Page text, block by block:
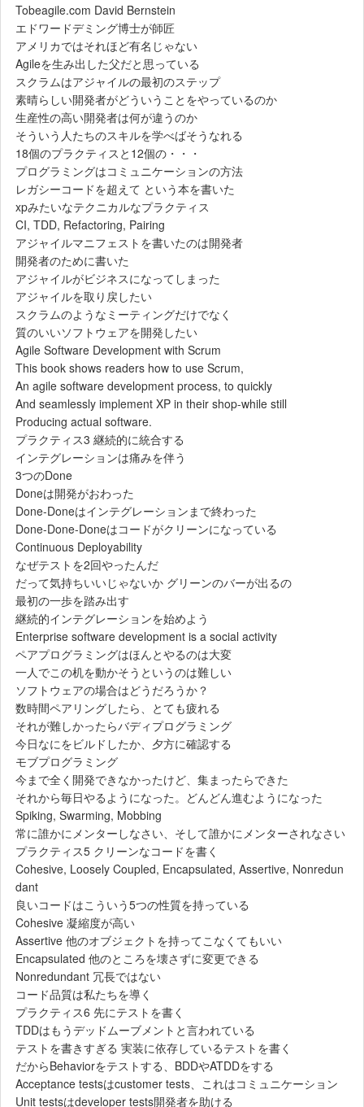
Tobeagile.com David Bernstein
エドワードデミング博士が師匠
アメリカではそれほど有名じゃない
Agileを生み出した父だと思っている
スクラムはアジャイルの最初のステップ
素晴らしい開発者がどういうことをやっているのか
生産性の高い開発者は何が違うのか
そういう人たちのスキルを学べばそうなれる
18個のプラクティスと12個の・・・
プログラミングはコミュニケーションの方法
レガシーコードを超えて という本を書いた
xpみたいなテクニカルなプラクティス
CI, TDD, Refactoring, Pairing
アジャイルマニフェストを書いたのは開発者
開発者のために書いた
アジャイルがビジネスになってしまった
アジャイルを取り戻したい
スクラムのようなミーティングだけでなく
質のいいソフトウェアを開発したい
Agile Software Development with Scrum
This book shows readers how to use Scrum,
An agile software development process, to quickly
And seamlessly implement XP in their shop-while still
Producing actual software.
プラクティス3 継続的に統合する
インテグレーションは痛みを伴う
3つのDone
Doneは開発がおわった
Done-Doneはインテグレーションまで終わった
Done-Done-Doneはコードがクリーンになっている
Continuous Deployability
なぜテストを2回やったんだ
だって気持ちいいじゃないか グリーンのバーが出るの
最初の一歩を踏み出す
継続的インテグレーションを始めよう
Enterprise software development is a social activity
ペアプログラミングはほんとやるのは大変
一人でこの机を動かそうというのは難しい
ソフトウェアの場合はどうだろうか？
数時間ペアリングしたら、とても疲れる
それが難しかったらバディプログラミング
今日なにをビルドしたか、夕方に確認する
モブプログラミング
今まで全く開発できなかったけど、集まったらできた
それから毎日やるようになった。どんどん進むようになった
Spiking, Swarming, Mobbing
常に誰かにメンターしなさい、そして誰かにメンターされなさい
プラクティス5 クリーンなコードを書く
Cohesive, Loosely Coupled, Encapsulated, Assertive, Nonredun
dant
良いコードはこういう5つの性質を持っている
Cohesive 凝縮度が高い
Assertive 他のオブジェクトを持ってこなくてもいい
Encapsulated 他のところを壊さずに変更できる
Nonredundant 冗長ではない
コード品質は私たちを導く
プラクティス6 先にテストを書く
TDDはもうデッドムーブメントと言われている
テストを書きすぎる 実装に依存しているテストを書く
だからBehaviorをテストする、BDDやATDDをする
Acceptance testsはcustomer tests、これはコミュニケーション
Unit testsはdeveloper tests開発者を助ける